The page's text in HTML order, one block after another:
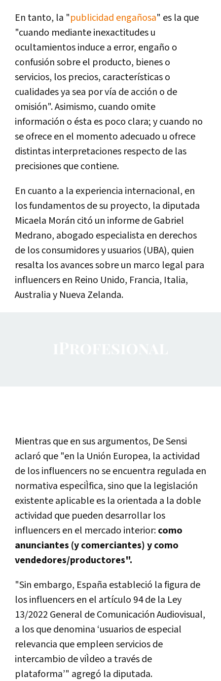
En tanto, la "publicidad engañosa" es la que
"cuando mediante inexactitudes u
ocultamientos induce a error, engaño o
confusión sobre el producto, bienes o
servicios, los precios, características o
cualidades ya sea por vía de acción o de
omisión". Asimismo, cuando omite
información o ésta es poco clara; y cuando no
se ofrece en el momento adecuado u ofrece
distintas interpretaciones respecto de las
precisiones que contiene.
En cuanto a la experiencia internacional, en
los fundamentos de su proyecto, la diputada
Micaela Morán citó un informe de Gabriel
Medrano, abogado especialista en derechos
de los consumidores y usuarios (UBA), quien
resalta los avances sobre un marco legal para
influencers en Reino Unido, Francia, Italia,
Australia y Nueva Zelanda.
Mientras que en sus argumentos, De Sensi
aclaró que "en la Unión Europea, la actividad
de los influencers no se encuentra regulada en
normativa especiÌfica, sino que la legislación
existente aplicable es la orientada a la doble
actividad que pueden desarrollar los
influencers en el mercado interior:como
anunciantes (y comerciantes) y como
vendedores/productores".
"Sin embargo, España estableció la figura de
los influencers en el artículo 94 de la Ley
13/2022 General de Comunicación Audiovisual,
a los que denomina ‘usuarios de especial
relevancia que empleen servicios de
intercambio de viÌdeo a través de
plataforma’" agregó la diputada.